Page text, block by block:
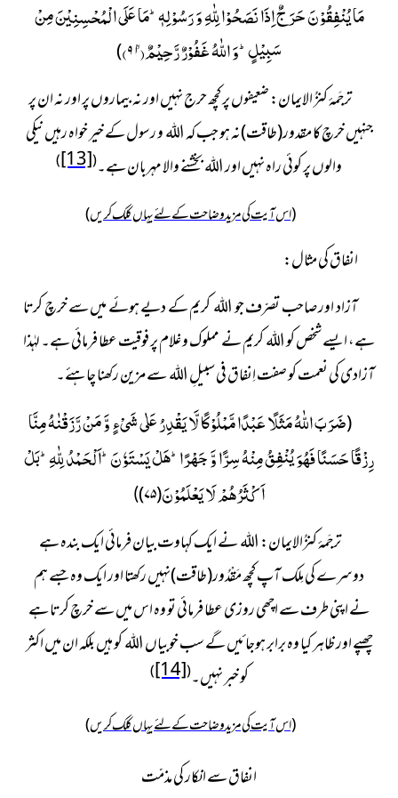
مَا یُنْفِقُوْنَ حَرَجٌ اِذَا نَصَحُوْا لِلّٰهِ وَ رَسُوْلِهٖؕ-مَا عَلَى الْمُحْسِنِیْنَ مِنْ
سَبِیْلٍؕ-وَ اللّٰهُ غَفُوْرٌ رَّحِیْمٌۙ(۹۱)
)
ترجَمۂ کنزُ الایمان:ضعیفوں پر کچھ حرج نہیں اور نہ بیماروں پر اور نہ ان پر
جنہیں خرچ کا مقدور(طاقت)نہ ہو جب کہ اللہ و رسول کے خیر خواہ رہیں نیکی
والوں پر کوئی راہ نہیں اور اللہ بخشنے والا مہربان ہے۔(
[13]
)
(اس آیت کی مزید وضاحت کے لئے یہاں کلک کریں)
انفاق كی مثال:
آزاد اور صاحب تصرّف جو اللہ کریم کے دیے ہوئے میں سے خرچ کرتا
ہے، ایسے شخص کو اللہ کریم نے مملوک و غلام پر فوقیت عطا فرمائی ہے۔ لہٰذا
آزادی کی نعمت کو صفت اِنفاق فی سبیلِ اللہ سے مزین رکھنا چاہئے۔
(ضَرَبَ اللّٰهُ مَثَلًا عَبْدًا مَّمْلُوْكًا لَّا یَقْدِرُ عَلٰى شَیْءٍ وَّ مَنْ رَّزَقْنٰهُ مِنَّا
رِزْقًا حَسَنًا فَهُوَ یُنْفِقُ مِنْهُ سِرًّا وَّ جَهْرًاؕ-هَلْ یَسْتَوٗنَؕ-اَلْحَمْدُ لِلّٰهِؕ-بَلْ
اَكْثَرُهُمْ لَا یَعْلَمُوْنَ(۷۵)
)
ترجَمۂ کنزُالایمان:اللہ نے ایک کہاوت بیان فرمائی ایک بندہ ہے
دوسرے کی مِلک آپ کچھ مَقْدُور(طاقت)نہیں رکھتا اور ایک وہ جسے ہم
نے اپنی طرف سے اچھی روزی عطا فرمائی تو وہ اس میں سے خرچ کرتا ہے
چھپے اور ظاہر کیا وہ برابر ہوجائیں گے سب خوبیاں اللہ کو ہیں بلکہ ان میں اکثر
کو خبر نہیں۔(
[14]
)
(اس آیت کی مزید وضاحت کے لئے یہاں کلک کریں)
انفاق سے انکار کی مذمّت